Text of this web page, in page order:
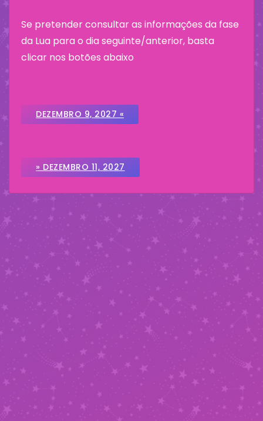
Se pretender consultar as informações da fase
da Lua para o dia seguinte/anterior, basta
clicar nos botões abaixo
DEZEMBRO 9, 2027 «
» DEZEMBRO 11, 2027